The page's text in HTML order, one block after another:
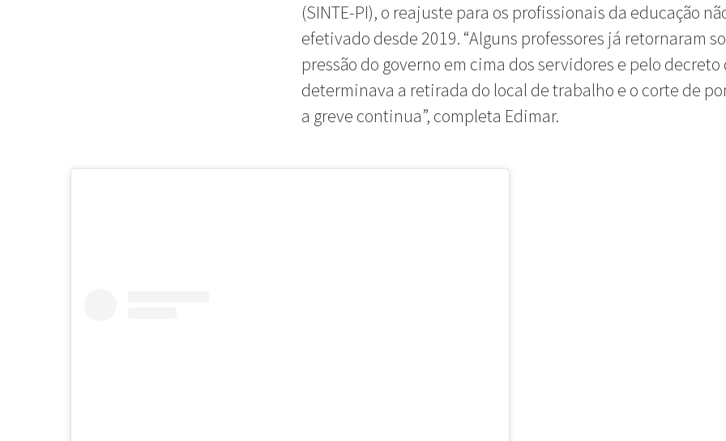
(SINTE-PI), o reajuste para os profissionais da educação
efetivado desde 2019. “Alguns professores já retornaram
pressão do governo em cima dos servidores e pelo decreto
determinava a retirada do local de trabalho e o corte de
a greve continua”, completa Edimar.